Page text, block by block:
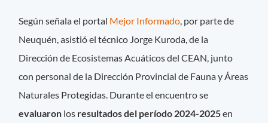
Según señala el portal Mejor Informado, por parte de
Neuquén, asistió el técnico Jorge Kuroda, de la
Dirección de Ecosistemas Acuáticos del CEAN, junto
con personal de la Dirección Provincial de Fauna y Áreas
Naturales Protegidas. Durante el encuentro se
evaluaron los resultados del período 2024-2025en